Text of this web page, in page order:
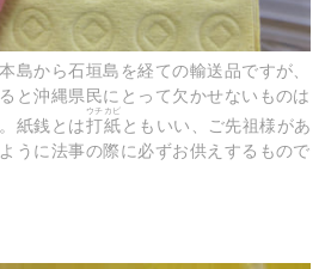
島から石垣島を経ての輸送品ですが、
と沖縄県民にとって欠かせないものは
紙銭とは打紙
ウチカビ
ともいい、ご先祖様があ
うに法事の際に必ずお供えするもので